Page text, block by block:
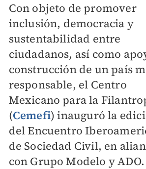
Con objeto de promover
inclusión, democracia y
sustentabilidad entre
ciudadanos, así como
construcción de un país
responsable, el Centro
Mexicano para la
(Cemefi) inauguró la
del Encuentro
de Sociedad Civil, en
con Grupo Modelo y ADO.